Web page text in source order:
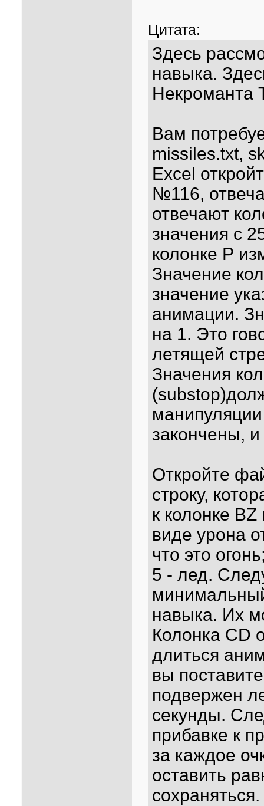
Цитата:
Здесь
навыка.
Некроманта
Вам
missiles.txt,
Excel
№116,
отвечают
значения с
колонке Р
Значение
значение
анимации.
на 1. Это
летящей
Значения
закончены,
Откройте
строку,
к колонке
виде урона
что это
5 - лед.
навыка. Их
Колонка CD
длиться
вы
подвержен
секунды.
прибавке к
за каждое
оставить
сохраняться.